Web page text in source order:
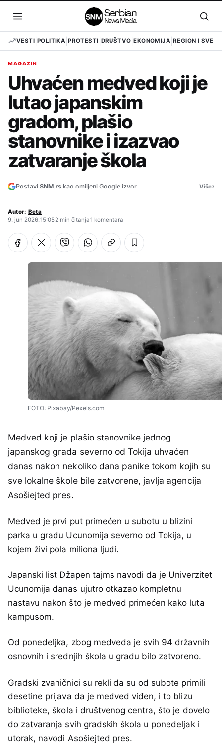
sadržaj
Otvori
meni
VESTI POLITIKA PROTESTI DRUŠTVO EKONOMIJA REGION I SVET
MAGAZIN
Uhvaćen medved koji je
lutao japanskim
gradom, plašio
stanovnike i izazvao
zatvaranje škola
Postavi SNM.rs kao omiljeni Google izvor Više›
Autor: Beta
9. jun 2026.15:052 min čitanja1 komentara
FOTO: Pixabay/Pexels.com
Medved koji je plašio stanovnike jednog
japanskog grada severno od Tokija uhvaćen
danas nakon nekoliko dana panike tokom kojih su
sve lokalne škole bile zatvorene, javlja agencija
Asošiejted pres.
Medved je prvi put primećen u subotu u blizini
parka u gradu Ucunomija severno od Tokija, u
kojem živi pola miliona ljudi.
Japanski list Džapen tajms navodi da je Univerzitet
Ucunomija danas ujutro otkazao kompletnu
nastavu nakon što je medved primećen kako luta
kampusom.
Od ponedeljka, zbog medveda je svih 94 državnih
osnovnih i srednjih škola u ​​gradu bilo zatvoreno.
Gradski zvaničnici su rekli da su od subote primili
desetine prijava da je medved viđen, i to blizu
biblioteke, škola i društvenog centra, što je dovelo
do zatvaranja svih gradskih škola u ponedeljak i
utorak, navodi Asošiejted pres.